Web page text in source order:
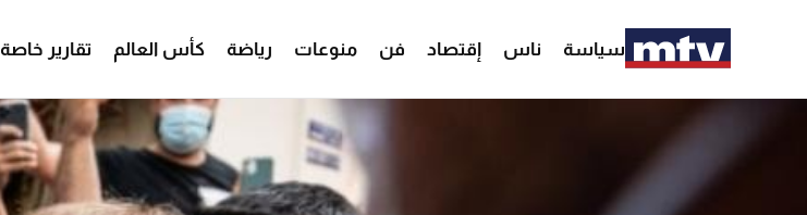
سياسة ناس إقتصاد فن منوعات رياضة كأس العالم تقارير خاصة